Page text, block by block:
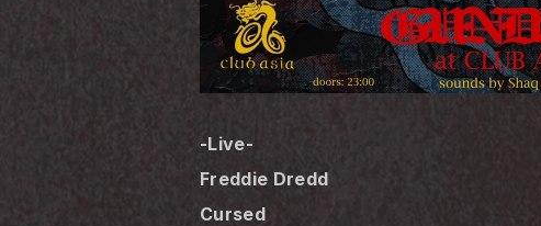
-Live-
Freddie Dredd
Cursed